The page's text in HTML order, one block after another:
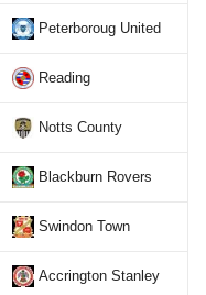
Peterboroug United
Reading
Notts County
Blackburn Rovers
Swindon Town
Accrington Stanley